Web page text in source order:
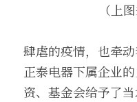
（上
肆虐的疫情，也牵动
正泰电器下属企业
资、基金会给予了